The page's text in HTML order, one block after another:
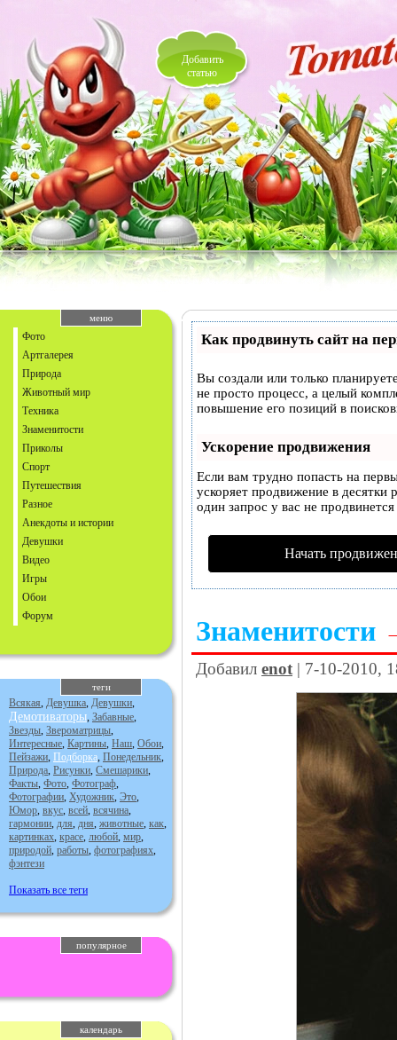
Добавить
статью
меню
Фото
Артгалерея
Природа
Животный мир
Техника
Знаменитости
Приколы
Спорт
Путешествия
Разное
Анекдоты и истории
Девушки
Видео
Игры
Обои
Форум
теги
Всякая, Девушка, Девушки,
Демотиваторы, Забавные,
Звезды, Звероматрицы,
Интересные, Картины, Наш, Обои,
Пейзажи, Подборка, Понедельник,
Природа, Рисунки, Смешарики,
Факты, Фото, Фотограф,
Фотографии, Художник, Это,
Юмор, вкус, всей, всячина,
гармонии, для, дня, животные, как,
картинках, красе, любой, мир,
природой, работы, фотографиях,
фэнтези
Показать все теги
популярное
календарь
Как продвинуть сайт на
Вы создали или только
не просто процесс, а целый
повышение его позиций в
Ускорение продвижения
Если вам трудно попасть на
ускоряет продвижение в десятки
один запрос у вас не
Начать
Знаменитости
Добавил enot | 7-10-2010,